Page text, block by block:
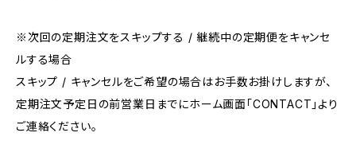
※次回の定期注文をスキップする / 継続中の定期便をキャンセ
ルする場合
スキップ / キャンセルをご希望の場合はお手数お掛けしますが、
定期注文予定日の前営業日までにホーム画面「CONTACT」より
ご連絡ください。